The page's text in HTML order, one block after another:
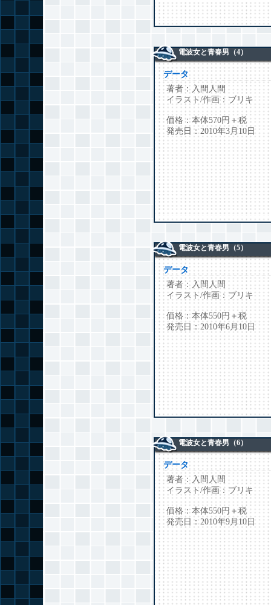
電波女と青春男（4）
データ
著者：入間人間
イラスト/作画：ブリキ
価格：本体570円＋税
発売日：2010年3月10日
電波女と青春男（5）
データ
著者：入間人間
イラスト/作画：ブリキ
価格：本体550円＋税
発売日：2010年6月10日
電波女と青春男（6）
データ
著者：入間人間
イラスト/作画：ブリキ
価格：本体550円＋税
発売日：2010年9月10日